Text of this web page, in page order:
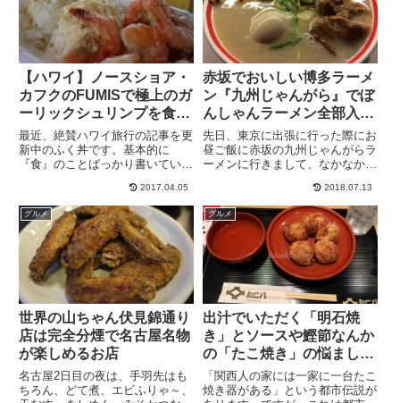
【ハワイ】ノースショア・
カフクのFUMISで極上のガ
ーリックシュリンプを食
す。
最近、絶賛ハワイ旅行の記事を更
新中のふく丼です。基本的に
『食』のことばっかり書いている
『食』についてお届けします！今
回のハワイグルメはこれだ！そ
う！ハワイといえばガーリックシ
ュリンプ！エビとにんにくの組み
合わせな...
2017.04.05
赤坂でおいしい博多ラーメ
ン『九州じゃんがら』でぼ
んしゃんラーメン全部入り
を食す。
先日、東京に出張に行った際にお
昼ご飯に赤坂の九州じゃんがらラ
ーメンに行きまして、なかなか美
ったのでちょっと混んでました。
でもシステムがすごくきっちりで
きていて、回転が速い！店内に入
ると右手にすぐレジがあって、
先...
2018.07.13
グルメ
世界の山ちゃん伏見錦通り
店は完全分煙で名古屋名物
が楽しめるお店
名古屋2日目の夜は、手羽先はも
ちろん、どて煮、エビふりゃ～、
グルメ
出汁でいただく「明石焼
き」とソースや鰹節なんか
の「たこ焼き」の悩ましい
カンケイを大阪・梅田のた
こ八で考える。
「関西人の家には一家に一台たこ
焼き器がある」という都市伝説が